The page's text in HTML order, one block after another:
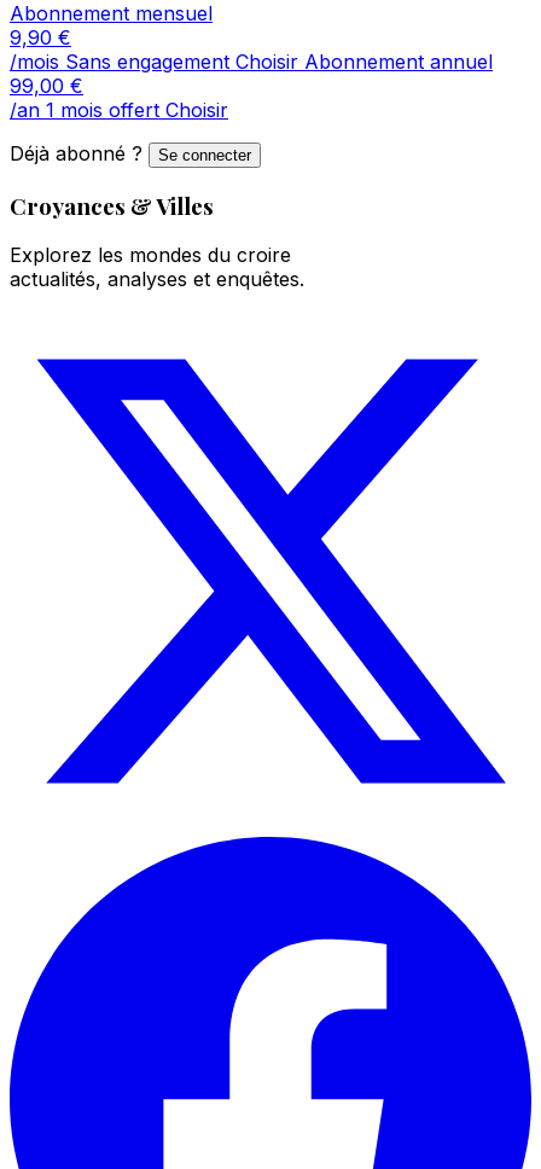
Abonnement mensuel
9,90 €
/mois Sans engagement Choisir Abonnement annuel
99,00 €
/an 1 mois offert Choisir
Déjà abonné ?
Se connecter
Croyances & Villes
Explorez les mondes du croire
actualités, analyses et enquêtes.